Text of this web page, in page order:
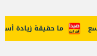
ما حقيقة زيادة أسعار